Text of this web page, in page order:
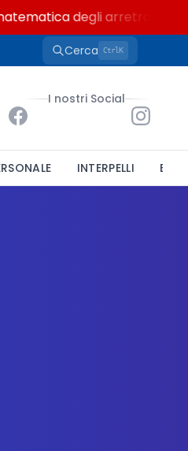
degli arretrati fino a
Cerca CtrlK
I nostri Social
INTERPELLI